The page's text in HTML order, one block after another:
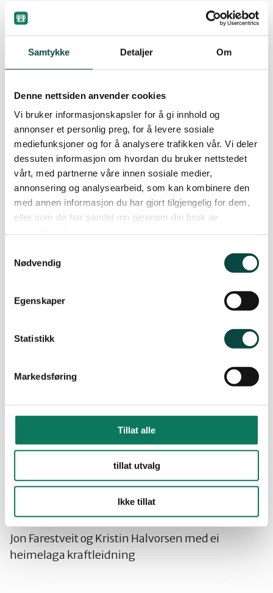
Samtykke Detaljer Om
Denne nettsiden anvender cookies
Vi bruker informasjonskapsler for å gi innhold og
annonser et personlig preg, for å levere sosiale
mediefunksjoner og for å analysere trafikken vår. Vi deler
dessuten informasjon om hvordan du bruker nettstedet
vårt, med partnerne våre innen sosiale medier,
annonsering og analysearbeid, som kan kombinere den
med annen informasjon du har gjort tilgjengelig for dem,
eller som de har samlet inn gjennom din bruk av
Nødvendig
Egenskaper
Statistikk
Markedsføring
Tillat alle
tillat utvalg
Ikke tillat
For meir informasjon kan Øystein Folden i
på telefon 91 81 25 42 og Jon Farestveit i
på 41 65 91 44.Ja, dette er viktig. Eg vil bli medlem
i Naturvernforbundet
Eg vil gjerne støtte arbeidet Naturvernforbundet
gjør for å ta vare på naturen
Kristin Halvorsen presenterte eit forslag til ein
nasjonal strategi for berekraftig utvikling
Utfordringa Kristin Halvorsen fekk overlevert
Øystein Solevåg med foredrag om miljøgifter på
Jon Farestveit og Kristin Halvorsen med ei
heimelaga kraftleidning.
Jon Farestveit og Kristin Halvorsen med ei
heimelaga kraftleidning